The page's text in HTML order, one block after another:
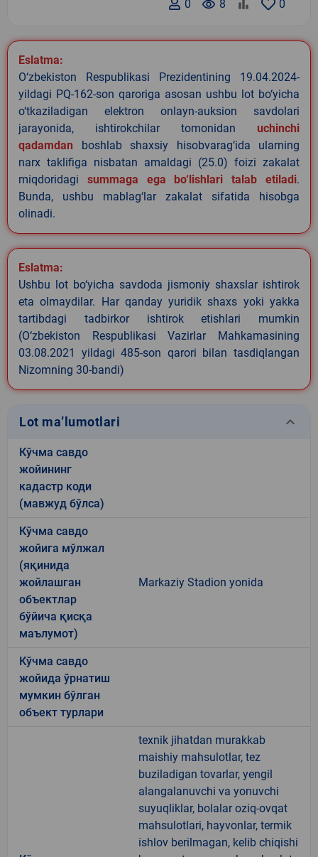
0
remove_red_eye 8
0
Eslatma:
O‘zbekiston Respublikasi Prezidentining 19.04.2024-
yildagi PQ-162-son qaroriga asosan ushbu lot bo‘yicha
o‘tkaziladigan elektron onlayn-auksion savdolari
jarayonida, ishtirokchilar tomonidan uchinchi
qadamdan boshlab shaxsiy hisobvarag‘ida ularning
narx taklifiga nisbatan amaldagi (25.0) foizi zakalat
miqdoridagi summaga ega bo‘lishlari talab etiladi.
Bunda, ushbu mablag‘lar zakalat sifatida hisobga
olinadi.
Eslatma:
Ushbu lot bo‘yicha savdoda jismoniy shaxslar ishtirok
eta olmaydilar. Har qanday yuridik shaxs yoki yakka
tartibdagi tadbirkor ishtirok etishlari mumkin
(O‘zbekiston Respublikasi Vazirlar Mahkamasining
03.08.2021 yildagi 485-son qarori bilan tasdiqlangan
Nizomning 30-bandi)
Lot ma’lumotlari keyboard_arrow_down
Кўчма савдо
жойининг
кадастр коди
(мавжуд бўлса)
Кўчма савдо
жойига мўлжал
(яқинида
жойлашган
объектлар
бўйича қисқа
маълумот)
Markaziy Stadion yonida
Кўчма савдо
жойида ўрнатиш
мумкин бўлган
объект турлари
texnik jihatdan murakkab
maishiy mahsulotlar, tez
buziladigan tovarlar, yengil
alangalanuvchi va yonuvchi
suyuqliklar, bolalar oziq-ovqat
mahsulotlari, hayvonlar, termik
ishlov berilmagan, kelib chiqishi